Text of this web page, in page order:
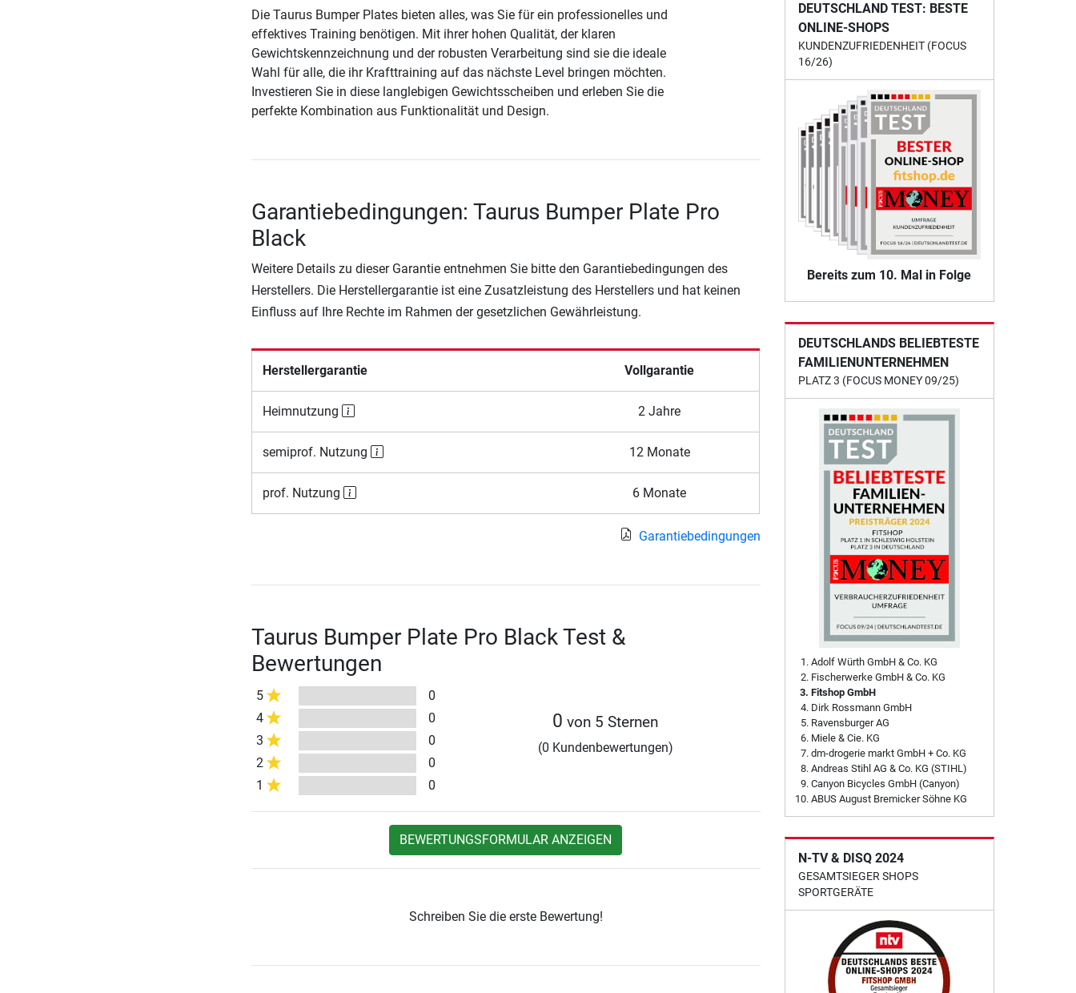
Die Taurus Bumper Plates bieten alles, was Sie für ein professionelles und
effektives Training benötigen. Mit ihrer hohen Qualität, der klaren
Gewichtskennzeichnung und der robusten Verarbeitung sind sie die ideale
Wahl für alle, die ihr Krafttraining auf das nächste Level bringen möchten.
Investieren Sie in diese langlebigen Gewichtsscheiben und erleben Sie die
perfekte Kombination aus Funktionalität und Design.
Garantiebedingungen: Taurus Bumper Plate Pro
Black
Weitere Details zu dieser Garantie entnehmen Sie bitte den Garantiebedingungen des
Herstellers. Die Herstellergarantie ist eine Zusatzleistung des Herstellers und hat keinen
Einfluss auf Ihre Rechte im Rahmen der gesetzlichen Gewährleistung.
Herstellergarantie Vollgarantie
Heimnutzung 2 Jahre
semiprof. Nutzung 12 Monate
prof. Nutzung 6 Monate
Garantiebedingungen
Taurus Bumper Plate Pro Black Test &
Bewertungen
5
0
4
0
3
0
2
0
1
0
0 von 5 Sternen
(0 Kundenbewertungen)
BEWERTUNGSFORMULAR ANZEIGEN
Schreiben Sie die erste Bewertung!
DEUTSCHLAND TEST: BESTE
ONLINE-SHOPS
KUNDENZUFRIEDENHEIT (FOCUS
16/26)
Bereits zum 10. Mal in Folge
DEUTSCHLANDS BELIEBTESTE
FAMILIENUNTERNEHMEN
PLATZ 3 (FOCUS MONEY 09/25)
Adolf Würth GmbH & Co. KG
Fischerwerke GmbH & Co. KG
Fitshop GmbH
Dirk Rossmann GmbH
Ravensburger AG
Miele & Cie. KG
dm-drogerie markt GmbH + Co. KG
Andreas Stihl AG & Co. KG (STIHL)
Canyon Bicycles GmbH (Canyon)
ABUS August Bremicker Söhne KG
N-TV & DISQ 2024
GESAMTSIEGER SHOPS
SPORTGERÄTE